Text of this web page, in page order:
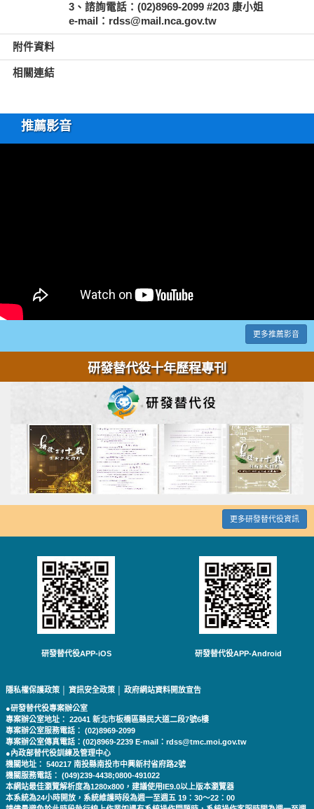
3、諮詢電話：(02)8969-2099 #203 康小姐
e-mail：rdss@mail.nca.gov.tw
附件資料
相關連結
推薦影音
更多推薦影音
研發替代役十年歷程專刊
更多研發替代役資訊
研發替代役APP-iOS 研發替代役APP-Android
隱私權保護政策 資訊安全政策 政府網站資料開放宣告
●研發替代役專案辦公室
專案辦公室地址： 22041 新北市板橋區縣民大道二段7號6樓
專案辦公室服務電話： (02)8969-2099
專案辦公室傳真電話：(02)8969-2239 E-mail：rdss@tmc.moi.gov.tw
●內政部替代役訓練及管理中心
機關地址： 540217 南投縣南投市中興新村省府路2號
機關服務電話： (049)239-4438;0800-491022
本網站最佳瀏覽解析度為1280x800，建議使用IE9.0以上版本瀏覽器
本系統為24小時開放，系統維護時段為週一至週五 19：30～22：00